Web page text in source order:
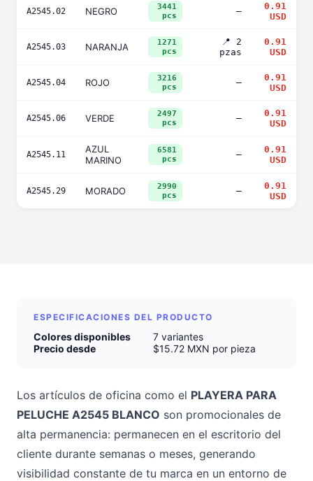
A2545.02 NEGRO
3441
pcs
—
0.91
USD
A2545.03 NARANJA
1271
pcs
📍 2
pzas
0.91
USD
A2545.04 ROJO
3216
pcs
—
0.91
USD
A2545.06 VERDE
2497
pcs
—
0.91
USD
A2545.11
AZUL
MARINO
6581
pcs
—
0.91
USD
A2545.29 MORADO
2990
pcs
—
0.91
USD
ESPECIFICACIONES DEL PRODUCTO
Colores disponibles
7 variantes
Precio desde
$15.72 MXN por pieza
Los artículos de oficina como el PLAYERA PARA
PELUCHE A2545 BLANCO son promocionales de
alta permanencia: permanecen en el escritorio del
cliente durante semanas o meses, generando
visibilidad constante de tu marca en un entorno de